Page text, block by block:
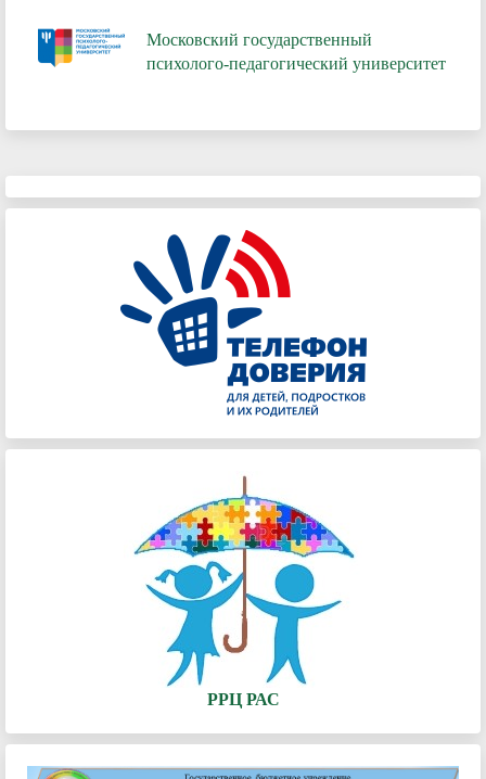
Московский государственный
психолого-педагогический университет
РРЦ РАС